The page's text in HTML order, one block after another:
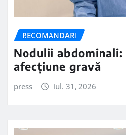
RECOMANDARI
Nodulii abdominali:
afecțiune gravă
press iul. 31, 2026